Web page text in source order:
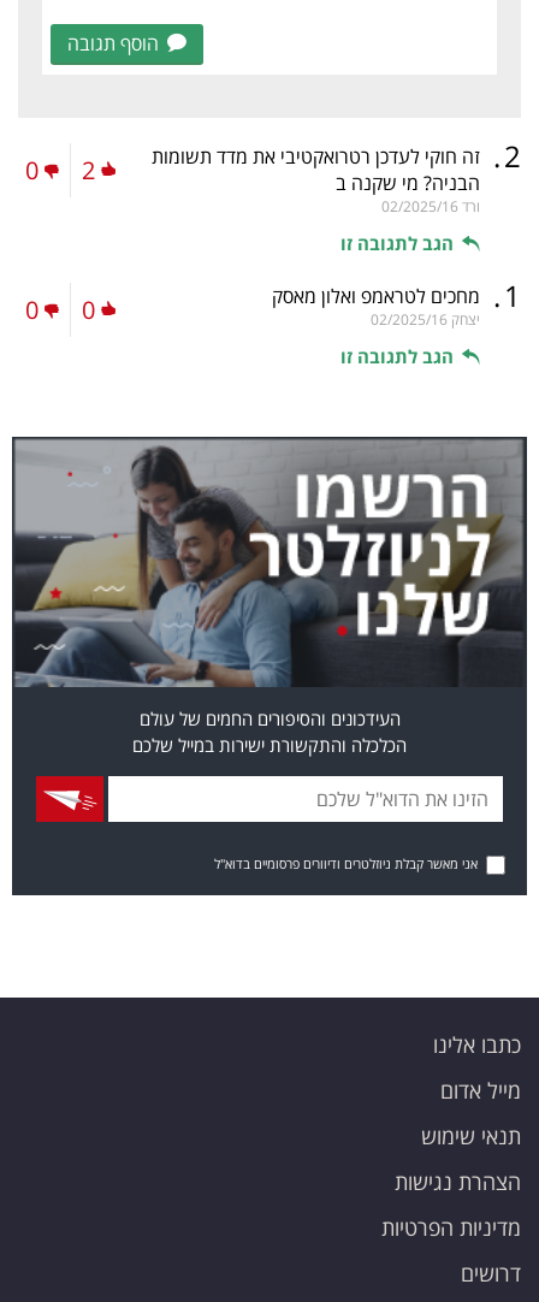
הוסף תגובה
2
. זה חוקי לעדכן רטרואקטיבי את מדד תשומות
הבניה? מי שקנה ב
ורד 02/2025/16
הגב לתגובה זו
2
0
1
. מחכים לטראמפ ואלון מאסק
יצחק 02/2025/16
הגב לתגובה זו
0
0
העידכונים והסיפורים החמים של עולם
הכלכלה והתקשורת ישירות במייל שלכם
אני מאשר קבלת ניוזלטרים ודיוורים פרסומיים בדוא"ל
כתבו אלינו
מייל אדום
תנאי שימוש
הצהרת נגישות
מדיניות הפרטיות
דרושים